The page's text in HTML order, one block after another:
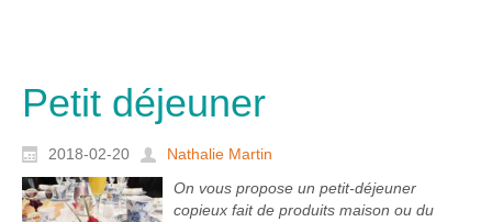
Petit déjeuner
2018-02-20
Nathalie Martin
On vous propose un petit-déjeuner
copieux fait de produits maison ou du